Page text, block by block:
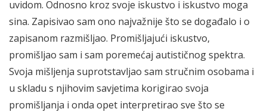
uvidom. Odnosno kroz svoje iskustvo i iskustvo moga
sina. Zapisivao sam ono najvažnije što se događalo i o
zapisanom razmišljao. Promišljajući iskustvo,
promišljao sam i sam poremećaj autističnog spektra.
Svoja mišljenja suprotstavljao sam stručnim osobama i
u skladu s njihovim savjetima korigirao svoja
promišljanja i onda opet interpretirao sve što se